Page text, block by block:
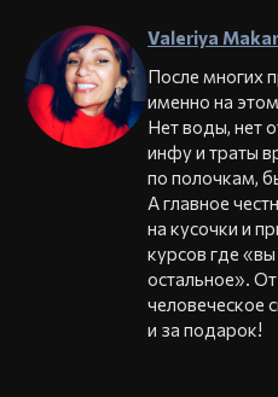
Valeriya
После многих
именно на
Нет воды, нет
инфу и траты
по полочкам,
А главное
на кусочки и
курсов где
остальное».
человеческое
и за подарок!